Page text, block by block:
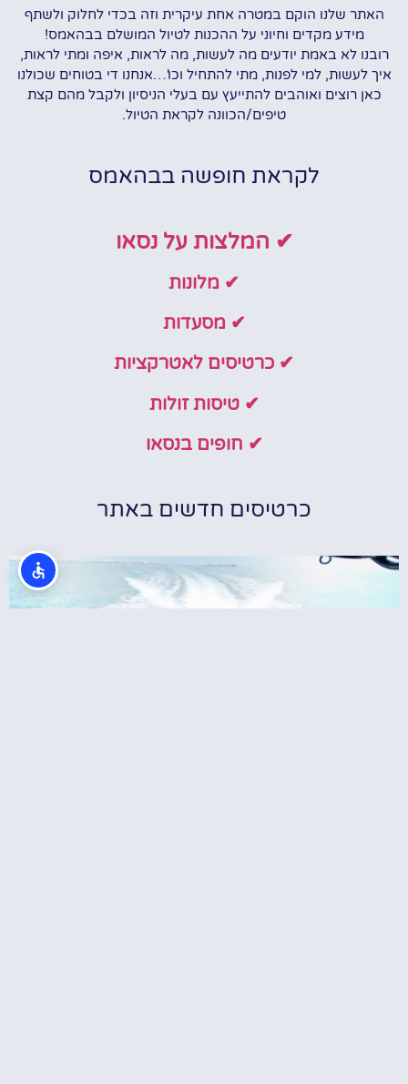
האתר שלנו הוקם במטרה אחת עיקרית וזה בכדי לחלוק ולשתף
מידע מקדים וחיוני על ההכנות לטיול המושלם בבהאמס!
רובנו לא באמת יודעים מה לעשות, מה לראות, איפה ומתי לראות,
איך לעשות, למי לפנות, מתי להתחיל וכו'…אנחנו די בטוחים שכולנו
כאן רוצים ואוהבים להתייעץ עם בעלי הניסיון ולקבל מהם קצת
טיפים/הכוונה לקראת הטיול.
לקראת חופשה בבהאמס
✔ המלצות על נסאו
✔ מלונות
✔ מסעדות
✔ כרטיסים לאטרקציות
✔ טיסות זולות
✔ חופים בנסאו
כרטיסים חדשים באתר